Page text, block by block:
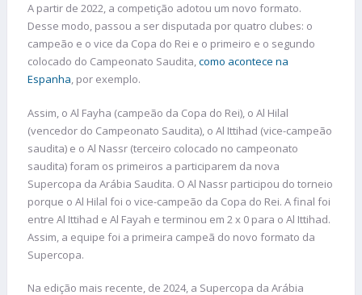
A partir de 2022, a competição adotou um novo formato.
Desse modo, passou a ser disputada por quatro clubes: o
campeão e o vice da Copa do Rei e o primeiro e o segundo
colocado do Campeonato Saudita,como acontece na
Espanha, por exemplo.
Assim, o Al Fayha (campeão da Copa do Rei), o Al Hilal
(vencedor do Campeonato Saudita), o Al Ittihad (vice-campeão
saudita) e o Al Nassr (terceiro colocado no campeonato
saudita) foram os primeiros a participarem da nova
Supercopa da Arábia Saudita. O Al Nassr participou do torneio
porque o Al Hilal foi o vice-campeão da Copa do Rei. A final foi
entre Al Ittihad e Al Fayah e terminou em 2 x 0 para o Al Ittihad.
Assim, a equipe foi a primeira campeã do novo formato da
Supercopa.
Na edição mais recente, de 2024, a Supercopa da Arábia